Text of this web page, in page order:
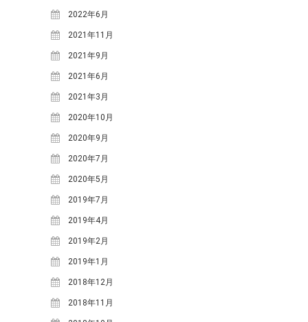
2018年2月(3)
2018年1月(1)
2017年12月(1)
2017年11月(2)
2017年10月(2)
2017年9月(4)
2017年8月(1)
2017年7月(2)
2017年6月(2)
2017年5月(6)
2017年4月(1)
2017年2月(3)
2016年12月(3)
2016年11月(9)
2016年10月(6)
2022年6月
2021年11月
2021年9月
2021年6月
2021年3月
2020年10月
2020年9月
2020年7月
2020年5月
2019年7月
2019年4月
2019年2月
2019年1月
2018年12月
2018年11月